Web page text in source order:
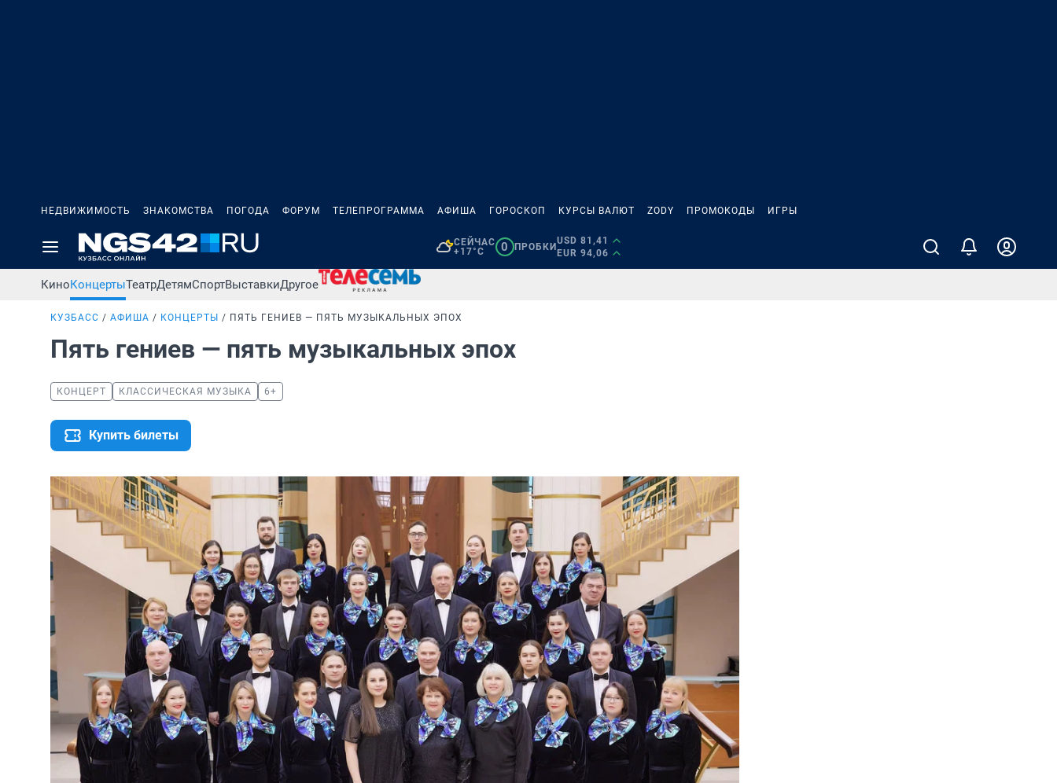
НЕДВИЖИМОСТЬ ЗНАКОМСТВА ПОГОДА ФОРУМ ТЕЛЕПРОГРАММА АФИША ГОРОСКОП КУРСЫ ВАЛЮТ ZODY ПРОМОКОДЫ ИГРЫ
СЕЙЧАС
+17°C
0 ПРОБКИ
USD 81,41
EUR 94,06
КиноКонцертыТеатрДетямСпортВыставкиДругое
КУЗБАСС АФИША КОНЦЕРТЫ ПЯТЬ ГЕНИЕВ — ПЯТЬ МУЗЫКАЛЬНЫХ ЭПОХ
Пять гениев — пять музыкальных эпох
КОНЦЕРТ КЛАССИЧЕСКАЯ МУЗЫКА 6+
Купить билеты